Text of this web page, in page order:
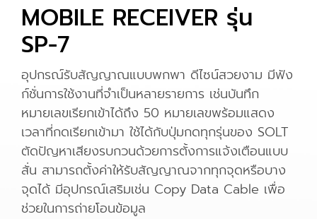
MOBILE RECEIVER รุ่น
SP-7
อุปกรณ์รับสัญญาณแบบพกพา ดีไซน์สวยงาม มีฟัง
ก์ชั่นการใช้งานที่จำเป็นหลายรายการ เช่นบันทึก
หมายเลขเรียกเข้าได้ถึง 50 หมายเลขพร้อมแสดง
เวลาที่กดเรียกเข้ามา ใช้ได้กับปุ่มกดทุกรุ่นของ SOLT
ตัดปัญหาเสียงรบกวนด้วยการตั้งการแจ้งเตือนแบบ
สั่น สามารถตั้งค่าให้รับสัญญาณจากทุกจุดหรือบาง
จุดได้ มีอุปกรณ์เสริมเช่น Copy Data Cable เพื่อ
ช่วยในการถ่ายโอนข้อมูล